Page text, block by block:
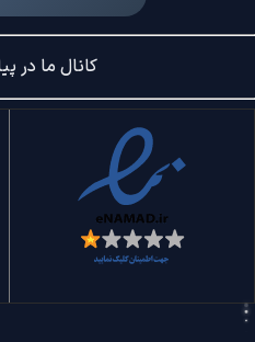
کانال ما در